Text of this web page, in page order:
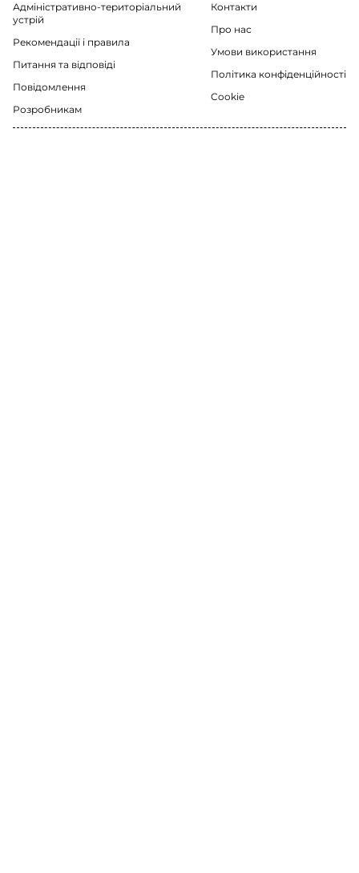
Адміністративно-територіальний
устрій
Рекомендації i правила
Питання та відповіді
Повідомлення
Розробникам
Контакти
Про нас
Умови використання
Політика конфіденційності
Cookie